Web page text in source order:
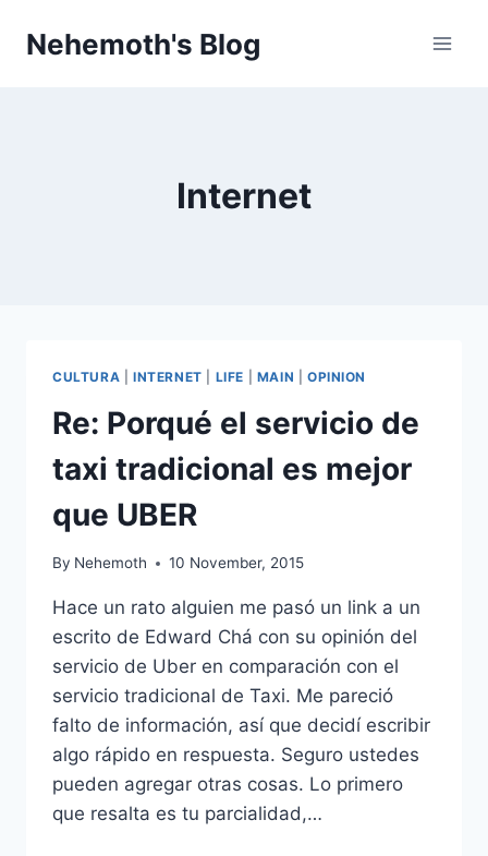
Nehemoth's Blog
Internet
CULTURA INTERNET LIFE MAIN OPINION
Re: Porqué el servicio de
taxi tradicional es mejor
que UBER
By Nehemoth 10 November, 2015
Hace un rato alguien me pasó un link a un
escrito de Edward Chá con su opinión del
servicio de Uber en comparación con el
servicio tradicional de Taxi. Me pareció
falto de información, así que decidí escribir
algo rápido en respuesta. Seguro ustedes
pueden agregar otras cosas. Lo primero
que resalta es tu parcialidad,…